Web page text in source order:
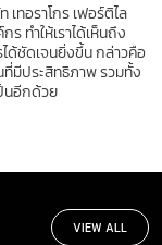
อราโกร เฟอร์ติไล
ร ทำให้เราได้เห็นถึง
ด้ชัดเจนยิ่งขึ้น กล่าวคือ
ที่มีประสิทธิภาพ รวมทั้ง
นอีกด้วย
VIEW ALL